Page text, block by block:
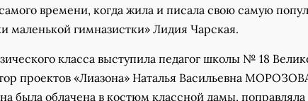
времени, когда жила и писала свою самую
маленькой гимназистки» Лидия Чарская.
класса выступила педагог школы № 18
проектов «Лиазона» Наталья Васильевна
была облачена в костюм классной дамы, поправляла